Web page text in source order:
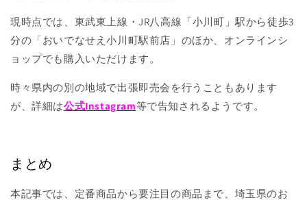
現時点では、東武東上線・JR八高線「小川町」駅から徒歩3
分の「おいでなせえ小川町駅前店」のほか、オンラインシ
ョップでも購入いただけます。
時々県内の別の地域で出張即売会を行うこともあります
が、詳細は公式Instagram等で告知されるようです。
まとめ
本記事では、定番商品から要注目の商品まで、埼玉県のお